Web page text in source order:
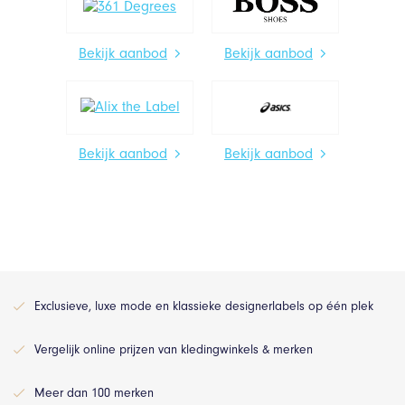
Bekijk aanbod Bekijk aanbod
Bekijk aanbod Bekijk aanbod
Exclusieve, luxe mode en klassieke designerlabels op één plek
Vergelijk online prijzen van kledingwinkels & merken
Meer dan 100 merken